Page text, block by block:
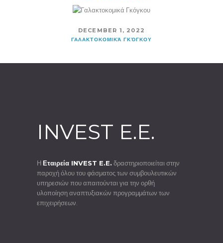
DECEMBER 1, 2022
ΓΑΛΑΚΤΟΚΟΜΙΚΆ ΓΚΌΓΚΟΥ
INVEST E.E.
ΗΕταιρεία INVEST E.E. δραστηριοποιείται στην
παροχή όλου του φάσματος των συμβουλευτικών
υπηρεσιών που απαιτούνται για την ορθή
υλοποίηση αναπτυξιακών προγραμμάτων των
επιχειρήσεων.